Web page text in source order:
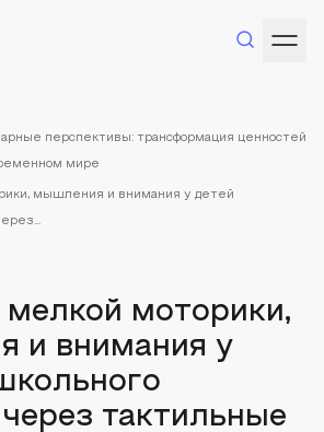
перспективы: трансформация ценностей
мире
мышления и внимания у детей
мелкой моторики,
и внимания у
тактильные